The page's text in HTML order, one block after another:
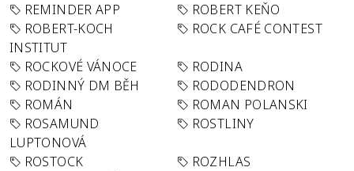
REMINDER APP
ROBERT KEŇO
ROBERT-KOCH
INSTITUT
ROCK CAFÉ CONTEST
ROCKOVÉ VÁNOCE
RODINA
RODINNÝ DM BĚH
RODODENDRON
ROMÁN
ROMAN POLANSKI
ROSAMUND
LUPTONOVÁ
ROSTLINY
ROSTOCK
ROZHLAS